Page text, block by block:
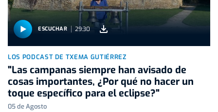
ESCUCHAR 29:30
LOS PODCAST DE TXEMA GUTIÉRREZ
"Las campanas siempre han avisado de
cosas importantes, ¿Por qué no hacer un
toque específico para el eclipse?"
05 de Agosto